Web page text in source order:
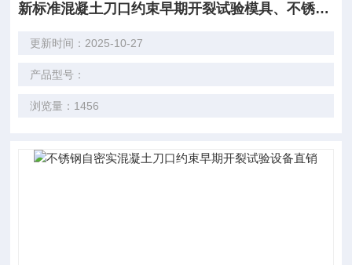
新标准混凝土刀口约束早期开裂试验模具、不锈钢刀口
更新时间：2025-10-27
产品型号：
浏览量：1456